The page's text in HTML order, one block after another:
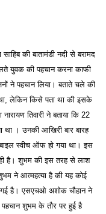
की बातामंडी नदी से बरामद
युवक की पहचान करना काफी
ने पहचान लिया। बताते चले की
लेकिन किसे पता था की इसके
तिवारी ने बताया कि 22
था । उनकी आखिरी बार बारह
स्वीच ऑफ हो गया था। इस
है। शुभम की इस तरह से लाश
ने आत्महत्या है की यह कोई
गई है। एसएचओ अशोक चौहान ने
शुभम के तौर पर हुई है